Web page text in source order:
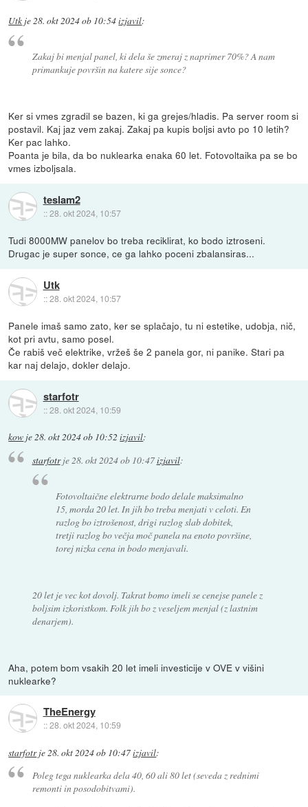
Utk je28. okt 2024 ob 10:54izjavil:
Zakaj bi menjal panel, ki dela še zmeraj z naprimer 70%? A nam
primankuje površin na katere sije sonce?
Ker si vmes zgradil se bazen, ki ga grejes/hladis. Pa server room si
postavil. Kaj jaz vem zakaj. Zakaj pa kupis boljsi avto po 10 letih?
Ker pac lahko.
Poanta je bila, da bo nuklearka enaka 60 let. Fotovoltaika pa se bo
vmes izboljsala.
teslam2
::28. okt 2024, 10:57
Tudi 8000MW panelov bo treba reciklirat, ko bodo iztroseni.
Drugac je super sonce, ce ga lahko poceni zbalansiras...
Utk
::28. okt 2024, 10:57
Panele imaš samo zato, ker se splačajo, tu ni estetike, udobja, nič,
kot pri avtu, samo posel.
Če rabiš več elektrike, vržeš še 2 panela gor, ni panike. Stari pa
kar naj delajo, dokler delajo.
starfotr
::28. okt 2024, 10:59
kow je28. okt 2024 ob 10:52 izjavil:
starfotrje28. okt 2024 ob 10:47izjavil:
Fotovoltaične elektrarne bodo delale maksimalno
15, morda 20 let. In jih bo treba menjati v celoti. En
razlog bo iztrošenost, drigi razlog slab dobitek,
tretji razlog bo večja moč panela na enoto površine,
torej nizka cena in bodo menjavali.
20 let je vec kot dovolj. Takrat bomo imeli se cenejse panele z
boljsim izkoristkom. Folk jih bo z veseljem menjal (z lastnim
denarjem).
Aha, potem bom vsakih 20 let imeli investicije v OVE v višini
nuklearke?
TheEnergy
::28. okt 2024, 10:59
starfotrje 28. okt 2024 ob 10:47izjavil:
Poleg tega nuklearka dela 40, 60 ali 80 let (seveda z rednimi
remonti in posodobitvami).